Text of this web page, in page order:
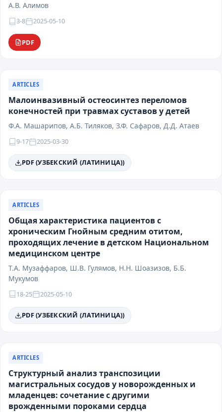
А.В. Алимов
3-8 2025-05-10
PDF
ARTICLES
Малоинвазивный остеосинтез переломов
конечностей при травмах суставов у детей
Ф.A. Машарипов, А.Б. Тиляков, З.Ф. Сафаров, Д.Д. Атаев
9-17 2025-03-30
PDF (УЗБЕКСКИЙ (ЛАТИНИЦА))
ARTICLES
Общая характеристика пациентов с
хроническим Гнойным средним отитом,
проходящих лечение в детском Национальном
медицинском центре
T.A. Музаффаров, Ш.B. Гулямов, Н.Н. Шоазизов, Б.Б.
Мукумов
18-25 2025-05-10
PDF (УЗБЕКСКИЙ (ЛАТИНИЦА))
ARTICLES
Структурный анализ транспозиции
магистральных сосудов у новорожденных и
младенцев: сочетание с другими
врожденными пороками сердца